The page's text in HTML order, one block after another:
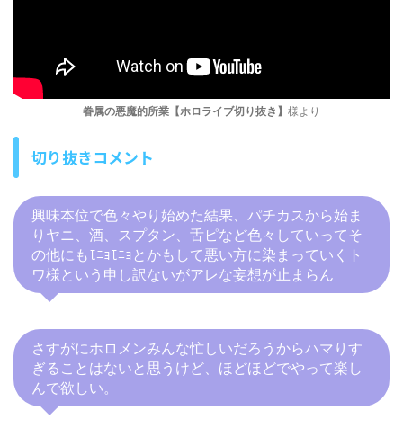
眷属の悪魔的所業【ホロライブ切り抜き】 様より
切り抜きコメント
興味本位で色々やり始めた結果、パチカスから始ま
りヤニ、酒、スプタン、舌ピなど色々していってそ
の他にもﾓﾆｮﾓﾆｮとかもして悪い方に染まっていくト
ワ様という申し訳ないがアレな妄想が止まらん
さすがにホロメンみんな忙しいだろうからハマりす
ぎることはないと思うけど、ほどほどでやって楽し
んで欲しい。